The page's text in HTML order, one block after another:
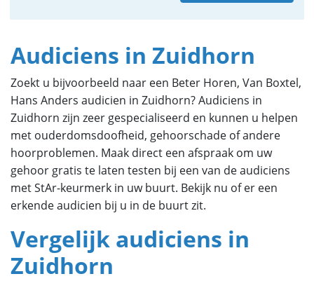
Audiciens in Zuidhorn
Zoekt u bijvoorbeeld naar een Beter Horen, Van Boxtel,
Hans Anders audicien in Zuidhorn? Audiciens in
Zuidhorn zijn zeer gespecialiseerd en kunnen u helpen
met ouderdomsdoofheid, gehoorschade of andere
hoorproblemen. Maak direct een afspraak om uw
gehoor gratis te laten testen bij een van de audiciens
met StAr-keurmerk in uw buurt. Bekijk nu of er een
erkende audicien bij u in de buurt zit.
Vergelijk audiciens in
Zuidhorn